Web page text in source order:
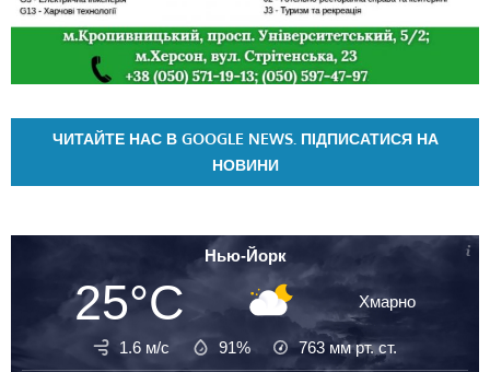
ЧИТАЙТЕ НАС В GOOGLE NEWS. ПІДПИСАТИСЯ НА
НОВИНИ
Нью-Йорк
25°C Хмарно
1.6 м/с 91% 763 мм рт. ст.